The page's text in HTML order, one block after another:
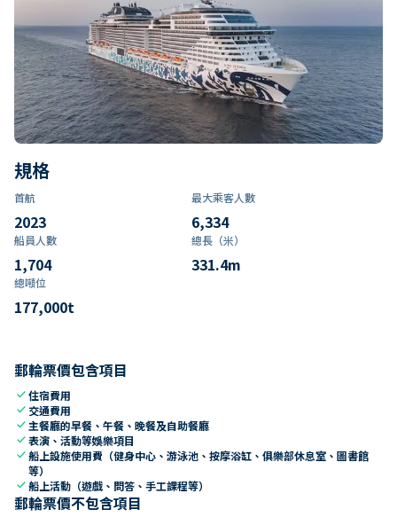
規格
首航
2023
最大乘客人數
6,334
船員人數
1,704
總長（米）
331.4m
總噸位
177,000t
郵輪票價包含項目
check住宿費用
check 交通費用
check 主餐廳的早餐、午餐、晚餐及自助餐廳
check表演、活動等娛樂項目
check船上設施使用費（健身中心、游泳池、按摩浴缸、俱樂部休息室、圖書館
等）
check船上活動（遊戲、問答、手工課程等）
郵輪票價不包含項目